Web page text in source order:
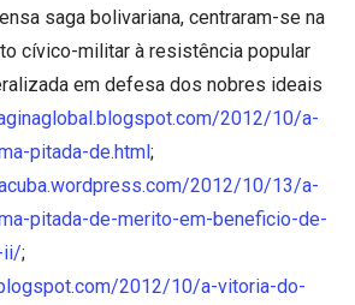
saga bolivariana, centraram-se na
cívico-militar à resistência popular
em defesa dos nobres ideais
2012/10/a-
pitada-de.html;
2012/10/13/a-
pitada-de-merito-em-beneficio-de-
ii/;
2012/10/a-vitoria-do-